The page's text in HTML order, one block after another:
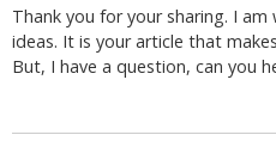
Thank you for your sharing. I
ideas. It is your article that
But, I have a question, can you